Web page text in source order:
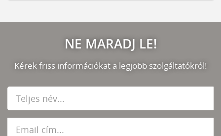
NE MARADJ LE!
Kérek friss információkat a legjobb szolgáltatókról!